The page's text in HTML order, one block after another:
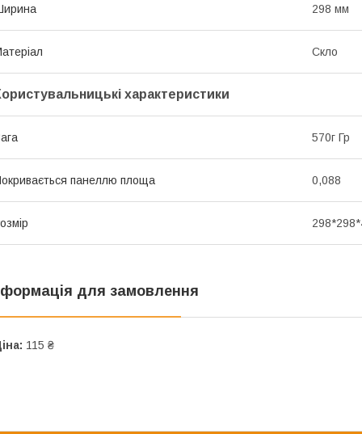
298 мм
Скло
характеристики
570г Гр
панеллю площа 0,088
для замовлення
115 ₴